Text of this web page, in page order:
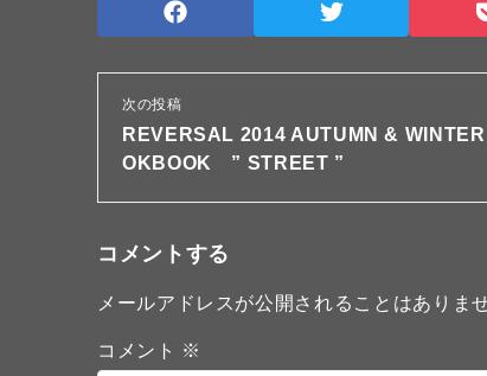
次の投稿
REVERSAL 2014 AUTUMN &
OKBOOK ” STREET ”
コメントする
メールアドレスが公開されることはありませ
コメント ※